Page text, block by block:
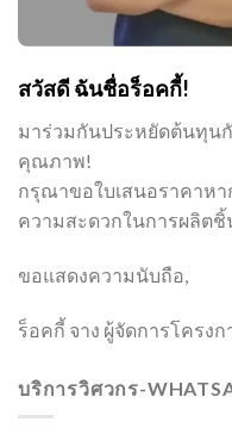
สวัสดี ฉันชื่อร็อคกี้!
มาร่วมกันประหยัดต้นทุนกั
คุณภาพ!
กรุณาขอใบเสนอราคาห
ความสะดวกในการผลิต
ขอแสดงความนับถือ,
ร็อคกี้ จาง ผู้จัดการโครงก
บริการวิศวกร-